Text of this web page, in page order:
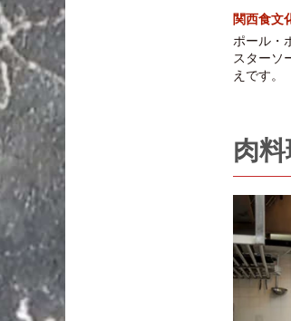
関西食文
ポール・
スターソ
えです。
肉